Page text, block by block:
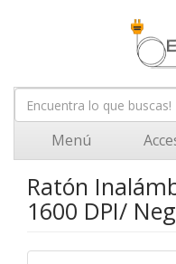
Menú
Ratón
1600 DPI/